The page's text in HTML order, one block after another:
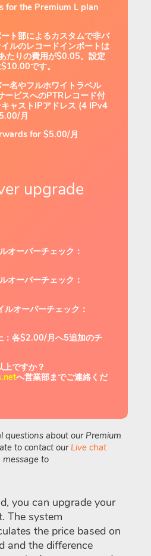
for the Premium L plan
ト部によるカスタムで非バ
ルのレコードインポートは
たりの費用が$0.05。設定
です。
名やフルホワイトラベル
ビスへのPTRレコード付
ャストIPアドレス (4 IPv4
月
for $5.00/月
upgrade
オーバーチェック：
オーバーチェック：
オーバーチェック：
：各$2.00/月へ5追加のチ
ですか？
へ営業部までご連絡くだ
questions about our Premium
to contact our Live chat
to
you can upgrade your
The system
the price based on
and the difference